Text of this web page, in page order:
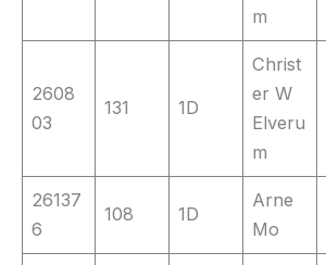
m
2608
03
131 1D
Christ
er W
Elveru
m
26137
6
108 1D
Arne
Mo